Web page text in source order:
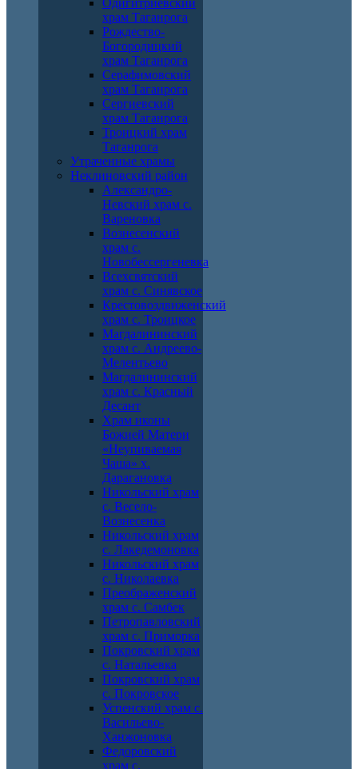
храм Таганрога
Рождество-
Богородицкий
храм Таганрога
Серафимовский
храм Таганрога
Сергиевский
храм Таганрога
Троицкий храм
Таганрога
Утраченные храмы
Неклиновский район
Александро-
Невский храм с.
Вареновка
Вознесенский
храм с.
Новобессергеневка
Всехсвятский
храм с. Синявское
Крестовоздвиженский
храм с. Троицкое
Магдалининский
храм с. Андреево-
Мелентьево
Магдалининский
храм с. Красный
Десант
Храм иконы
Божией Матери
«Неупиваемая
Чаша» х.
Дарагановка
Никольский храм
с. Весело-
Вознесенка
Никольский храм
с. Лакедемоновка
Никольский храм
с. Николаевка
Преображенский
храм с. Самбек
Петропавловский
храм с. Приморка
Покровский храм
с. Натальевка
Покровский храм
с. Покровское
Успенский храм с.
Васильево-
Ханжоновка
Федоровский
храм с.